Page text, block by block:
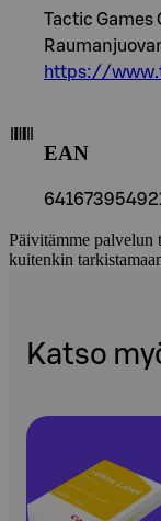
Tactic Games
https://
EAN
Päivitämme palvelun
kuitenkin
Katso